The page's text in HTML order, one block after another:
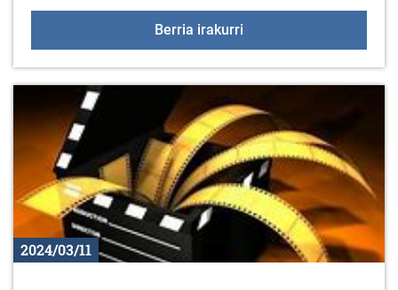
Berria irakurri
2024/03/11